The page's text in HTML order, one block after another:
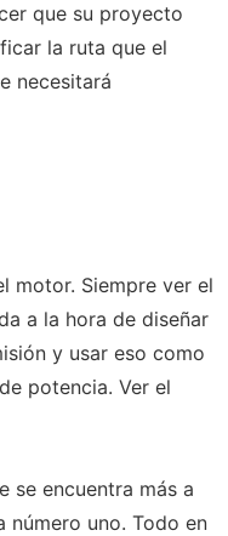
que su proyecto
la ruta que el
necesitará
motor. Siempre ver el
a la hora de diseñar
y usar eso como
potencia. Ver el
se encuentra más a
número uno. Todo en